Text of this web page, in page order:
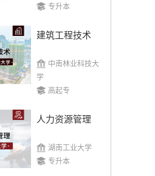
专升本
建筑工程技术
中南林业科技大
学
高起专
人力资源管理
湖南工业大学
专升本